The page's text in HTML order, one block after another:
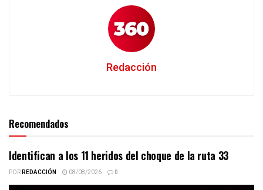
Redacción
Recomendados
Identifican a los 11 heridos del choque de la ruta 33
PORREDACCIÓN 08/08/2026 0